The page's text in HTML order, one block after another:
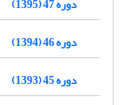
دوره 46 (1394)
دوره 45 (1393)